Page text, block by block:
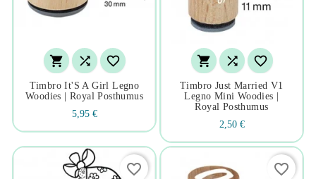
  
Timbro It'S A Girl Legno
Woodies | Royal Posthumus
5,95 €
  
Timbro Just Married V1
Legno Mini Woodies |
Royal Posthumus
2,50 €
favorite_border favorite_border